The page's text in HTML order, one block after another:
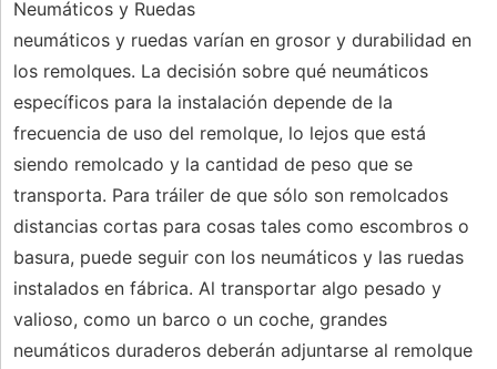
Neumáticos y Ruedas
neumáticos y ruedas varían en grosor y durabilidad en
los remolques. La decisión sobre qué neumáticos
específicos para la instalación depende de la
frecuencia de uso del remolque, lo lejos que está
siendo remolcado y la cantidad de peso que se
transporta. Para tráiler de que sólo son remolcados
distancias cortas para cosas tales como escombros o
basura, puede seguir con los neumáticos y las ruedas
instalados en fábrica. Al transportar algo pesado y
valioso, como un barco o un coche, grandes
neumáticos duraderos deberán adjuntarse al remolque